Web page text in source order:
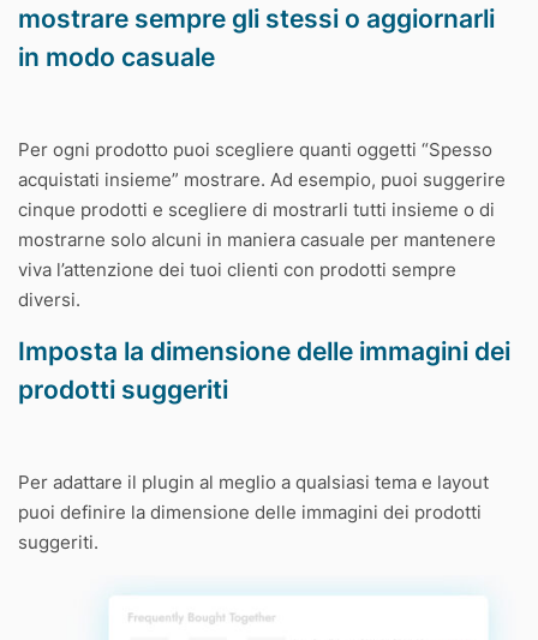
mostrare sempre gli stessi o aggiornarli
in modo casuale
Per ogni prodotto puoi scegliere quanti oggetti “Spesso
acquistati insieme” mostrare. Ad esempio, puoi suggerire
cinque prodotti e scegliere di mostrarli tutti insieme o di
mostrarne solo alcuni in maniera casuale per mantenere
viva l’attenzione dei tuoi clienti con prodotti sempre
diversi.
Imposta la dimensione delle immagini dei
prodotti suggeriti
Per adattare il plugin al meglio a qualsiasi tema e layout
puoi definire la dimensione delle immagini dei prodotti
suggeriti.